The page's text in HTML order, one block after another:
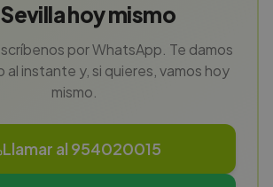
hoy mismo
por WhatsApp. Te damos
instante y, si quieres, vamos hoy
mismo.
Llamar al 954020015